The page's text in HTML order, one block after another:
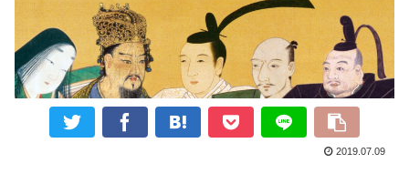
2019.07.09